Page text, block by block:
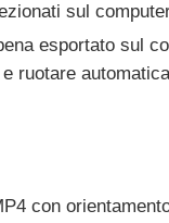
sul
esportato sul
ruotare
con